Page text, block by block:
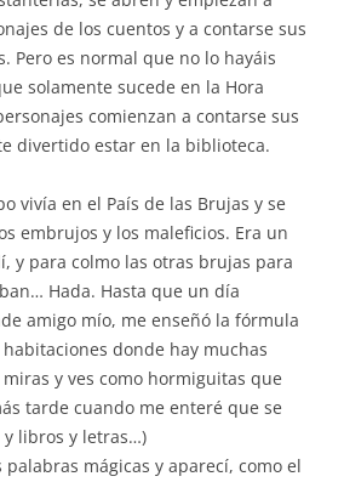
de los cuentos y a contarse sus
Pero es normal que no lo hayáis
solamente sucede en la Hora
comienzan a contarse sus
divertido estar en la biblioteca.
vivía en el País de las Brujas y se
embrujos y los maleficios. Era un
y para colmo las otras brujas para
Hada. Hasta que un día
amigo mío, me enseñó la fórmula
donde hay muchas
y ves como hormiguitas que
tarde cuando me enteré que se
libros y letras…)
mágicas y aparecí, como el